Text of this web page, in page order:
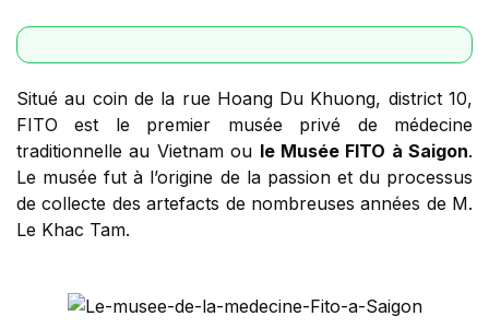
Situé au coin de la rue Hoang Du Khuong, district 10,
FITO est le premier musée privé de médecine
traditionnelle au Vietnam ou le Musée FITO à Saigon.
Le musée fut à l’origine de la passion et du processus
de collecte des artefacts de nombreuses années de M.
Le Khac Tam.